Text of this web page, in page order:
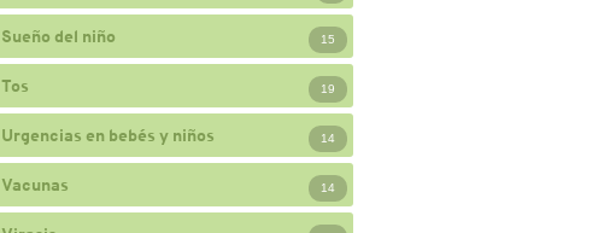
Sueño del niño 15
Tos 19
Urgencias en bebés y niños 14
Vacunas 14